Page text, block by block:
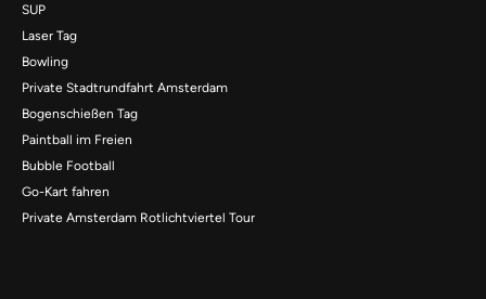
SUP
Laser Tag
Bowling
Private Stadtrundfahrt Amsterdam
Bogenschießen Tag
Paintball im Freien
Bubble Football
Go-Kart fahren
Private Amsterdam Rotlichtviertel Tour